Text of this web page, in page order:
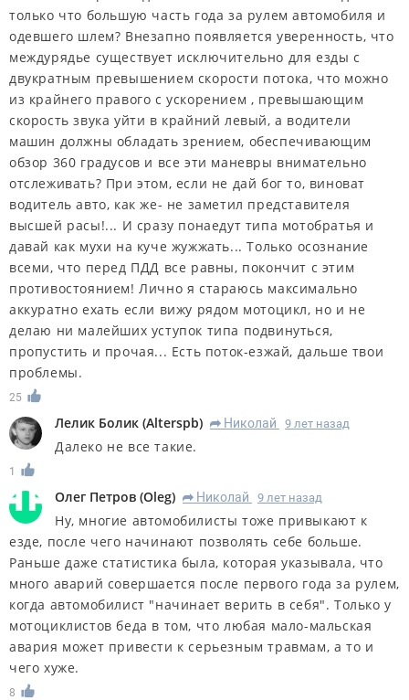
только что большую часть года за рулем автомобиля и
одевшего шлем? Внезапно появляется уверенность, что
междурядье существует исключительно для езды с
двукратным превышением скорости потока, что можно
из крайнего правого с ускорением , превышающим
скорость звука уйти в крайний левый, а водители
машин должны обладать зрением, обеспечивающим
обзор 360 градусов и все эти маневры внимательно
отслеживать? При этом, если не дай бог то, виноват
водитель авто, как же- не заметил представителя
высшей расы!... И сразу понаедут типа мотобратья и
давай как мухи на куче жужжать... Только осознание
всеми, что перед ПДД все равны, покончит с этим
противостоянием! Лично я стараюсь максимально
аккуратно ехать если вижу рядом мотоцикл, но и не
делаю ни малейших уступок типа подвинуться,
пропустить и прочая... Есть поток-езжай, дальше твои
проблемы.
25
Лелик Болик (Alterspb) R Николай 9 лет назад
Далеко не все такие.
1
Олег Петров (Oleg) R Николай 9 лет назад
Ну, многие автомобилисты тоже привыкают к
езде, после чего начинают позволять себе больше.
Раньше даже статистика была, которая указывала, что
много аварий совершается после первого года за рулем,
когда автомобилист "начинает верить в себя". Только у
мотоциклистов беда в том, что любая мало-мальская
авария может привести к серьезным травмам, а то и
чего хуже.
8